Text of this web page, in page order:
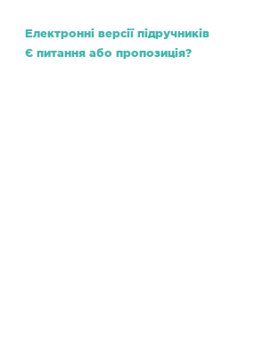
Електронні версії підручників
Є питання або пропозиція?